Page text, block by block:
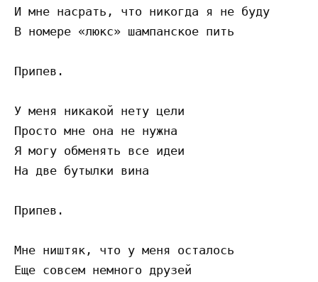
И мне насрать, что никогда я не буду
В номере «люкс» шампанское пить
Припев.
У меня никакой нету цели
Просто мне она не нужна
Я могу обменять все идеи
На две бутылки вина
Припев.
Мне ништяк, что у меня осталось
Еще совсем немного друзей